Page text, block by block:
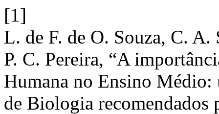
[1]
L. de F. de O. Souza, C.
P. C. Pereira, “A
Humana no Ensino
de Biologia